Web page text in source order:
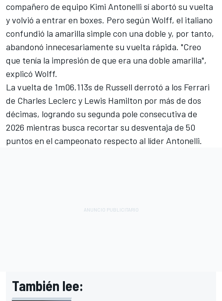
compañero de equipo Kimi Antonelli sí abortó su vuelta
y volvió a entrar en boxes. Pero según Wolff, el italiano
confundió la amarilla simple con una doble y, por tanto,
abandonó innecesariamente su vuelta rápida. "Creo
que tenía la impresión de que era una doble amarilla",
explicó Wolff.
La vuelta de 1m06.113s de Russell derrotó a los Ferrari
de Charles Leclerc y Lewis Hamilton por más de dos
décimas, logrando su segunda pole consecutiva de
2026 mientras busca recortar su desventaja de 50
puntos en el campeonato respecto al líder Antonelli.
También lee: